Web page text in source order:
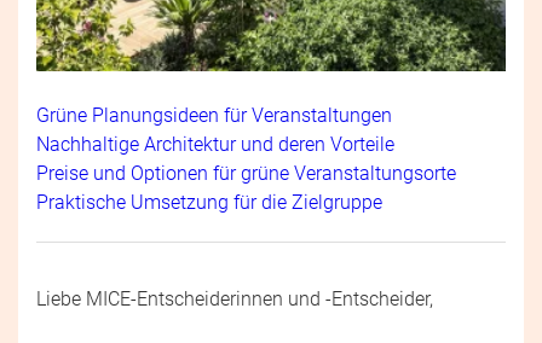
Grüne Planungsideen für Veranstaltungen
Nachhaltige Architektur und deren Vorteile
Preise und Optionen für grüne Veranstaltungsorte
Praktische Umsetzung für die Zielgruppe
Liebe MICE-Entscheiderinnen und -Entscheider,